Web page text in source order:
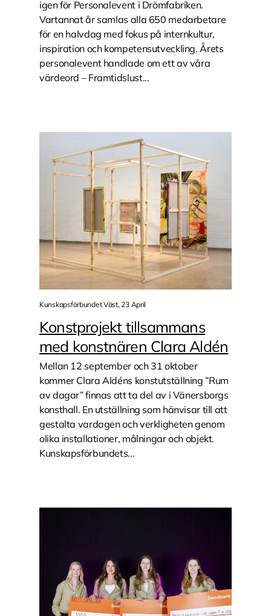
igen för Personalevent i Drömfabriken.
Vartannat år samlas alla 650 medarbetare
för en halvdag med fokus på internkultur,
inspiration och kompetensutveckling. Årets
personalevent handlade om ett av våra
värdeord – Framtidslust...
Kunskapsförbundet Väst, 23 April
Konstprojekt tillsammans
med konstnären Clara Aldén
Mellan 12 september och 31 oktober
kommer Clara Aldéns konstutställning ”Rum
av dagar” finnas att ta del av i Vänersborgs
konsthall. En utställning som hänvisar till att
gestalta vardagen och verkligheten genom
olika installationer, målningar och objekt.
Kunskapsförbundets...